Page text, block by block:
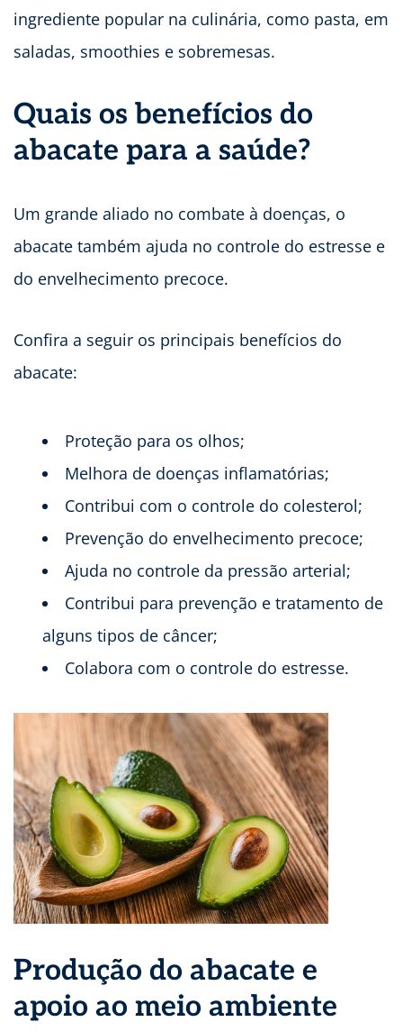
ingrediente popular na culinária, como pasta, em
saladas, smoothies e sobremesas.
Quais os benefícios do
abacate para a saúde?
Um grande aliado no combate à doenças, o
abacate também ajuda no controle do estresse e
do envelhecimento precoce.
Confira a seguir os principais benefícios do
abacate:
Proteção para os olhos;
Melhora de doenças inflamatórias;
Contribui com o controle do colesterol;
Prevenção do envelhecimento precoce;
Ajuda no controle da pressão arterial;
Contribui para prevenção e tratamento de
alguns tipos de câncer;
Colabora com o controle do estresse.
Produção do abacate e
apoio ao meio ambiente